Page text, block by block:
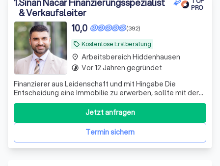
& Verkaufsleiter
PRO
local_offer Kostenlose Erstberatung
(392)
10,0
Finanzierer aus Leidenschaft und mit Hingabe Die
Entscheidung eine Immobilie zu erwerben, sollte mit der
größten Sorgfalt und Ruhe getroffen werden. Das möchte
ich meinen Kunden ermöglichen! Ich stehe Ihnen zur Seite
im gesamten Kaufprozess. Es beginnt mit der korrekten
Ermittlung des ZielkaufpreiTermin sichern
Jetzt anfragen
place Arbeitsbereich Hiddenhausen
timelapse Vor 12 Jahren gegründet